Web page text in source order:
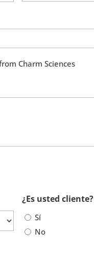
Charm Sciences
¿Es usted cliente?
Sí
No